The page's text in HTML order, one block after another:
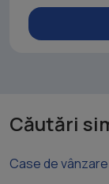
Căutări
Case de